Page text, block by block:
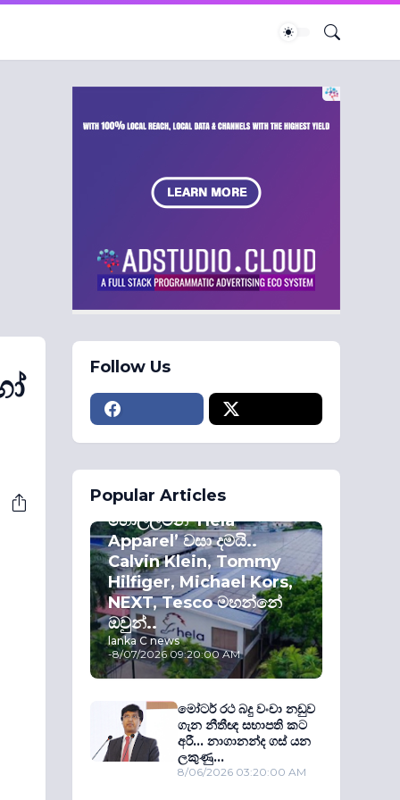
Follow Us
Popular Articles
කොළඹ කොටස්
හොල්ලමින් ‘Hela
Apparel’ වසා දමයි..
Calvin Klein, Tommy
Hilfiger, Michael Kors,
NEXT, Tesco මහන්නේ
ඔවුන්..
lanka C news
-8/07/2026 09:20:00 AM
මෝටර් රථ බදු වංචා නඩුව
ගැන නීතීඥ සභාපති කට
අරී... නාගානන්ද ගස් යන
ලකුණු...
8/06/2026 03:20:00 AM